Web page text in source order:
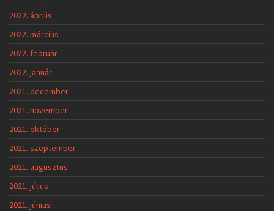
2022. április
2022. március
2022. február
2022. január
2021. december
2021. november
2021. október
2021. szeptember
2021. augusztus
2021. július
2021. június